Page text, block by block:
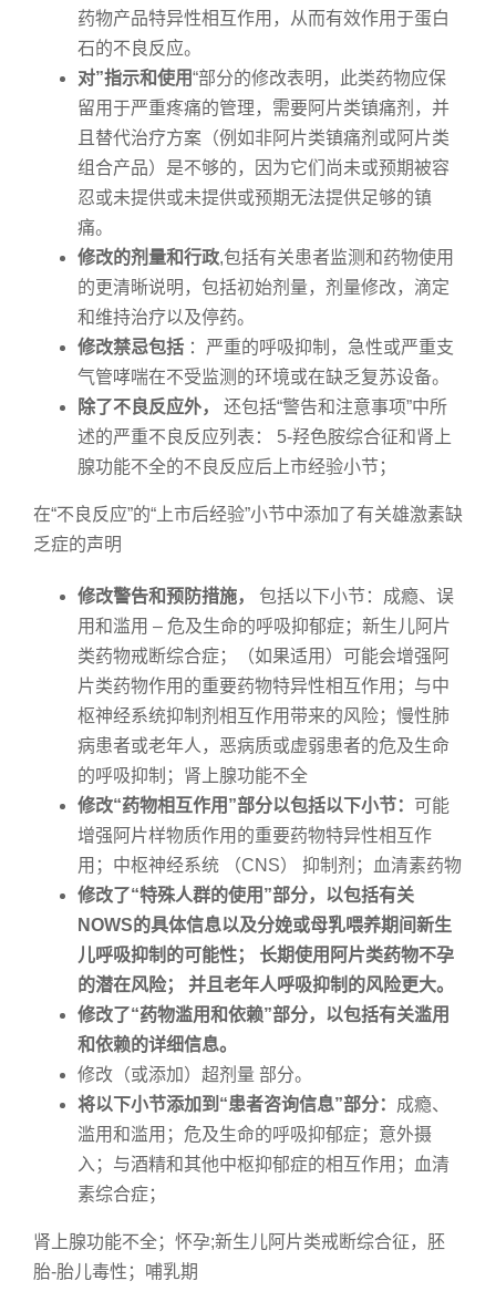
药物产品特异性相互作用，从而有效作用于蛋白
石的不良反应。
对”指示和使用“部分的修改表明，此类药物应保
留用于严重疼痛的管理，需要阿片类镇痛剂，并
且替代治疗方案（例如非阿片类镇痛剂或阿片类
组合产品）是不够的，因为它们尚未或预期被容
忍或未提供或未提供或预期无法提供足够的镇
痛。
修改的剂量和行政,包括有关患者监测和药物使用
的更清晰说明，包括初始剂量，剂量修改，滴定
和维持治疗以及停药。
修改禁忌包括 ：严重的呼吸抑制，急性或严重支
气管哮喘在不受监测的环境或在缺乏复苏设备。
除了不良反应外， 还包括“警告和注意事项”中所
述的严重不良反应列表： 5-羟色胺综合征和肾上
腺功能不全的不良反应后上市经验小节；
在“不良反应”的“上市后经验”小节中添加了有关雄激素缺
乏症的声明
修改警告和预防措施， 包括以下小节：成瘾、误
用和滥用 – 危及生命的呼吸抑郁症；新生儿阿片
类药物戒断综合症；（如果适用）可能会增强阿
片类药物作用的重要药物特异性相互作用；与中
枢神经系统抑制剂相互作用带来的风险；慢性肺
病患者或老年人，恶病质或虚弱患者的危及生命
的呼吸抑制；肾上腺功能不全
修改“药物相互作用 ”部分以包括以下小节： 可能
增强阿片样物质作用的重要药物特异性相互作
用；中枢神经系统 （CNS） 抑制剂；血清素药物
修改了“特殊人群的使用 ”部分，以包括有关
NOWS的具体信息以及分娩或母乳喂养期间新生
儿呼吸抑制的可能性；
长期使用阿片类药物不孕
的潜在风险；
并且老年人呼吸抑制的风险更大。
修改了“药物滥用和依赖”部分，以包括有关滥用
和依赖的详细信息。
修改（或添加）超剂量 部分。
将以下小节添加到 “患者咨询信息”部分： 成瘾、
滥用和滥用；危及生命的呼吸抑郁症；意外摄
入；与酒精和其他中枢抑郁症的相互作用；血清
素综合症；
肾上腺功能不全；怀孕;新生儿阿片类戒断综合征，胚
胎-胎儿毒性；哺乳期